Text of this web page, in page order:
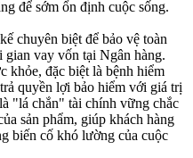
để sớm ổn định cuộc sống.
chuyên biệt để bảo vệ toàn
gian vay vốn tại Ngân hàng.
khỏe, đặc biệt là bệnh hiểm
quyền lợi bảo hiểm với giá trị
"lá chắn" tài chính vững chắc
sản phẩm, giúp khách hàng
biến cố khó lường của cuộc